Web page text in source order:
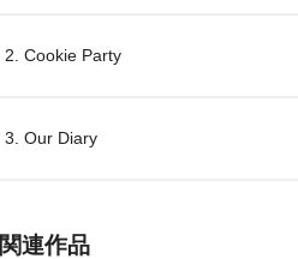
2. Cookie Party
3. Our Diary
関連作品